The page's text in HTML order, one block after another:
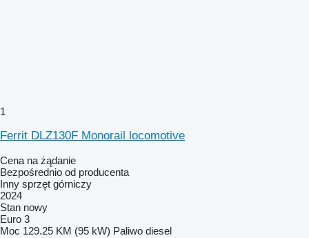
1
Ferrit DLZ130F Monorail locomotive
Cena na żądanie
Bezpośrednio od producenta
Inny sprzęt górniczy
2024
Stan nowy
Euro 3
Moc 129.25 KM (95 kW) Paliwo diesel